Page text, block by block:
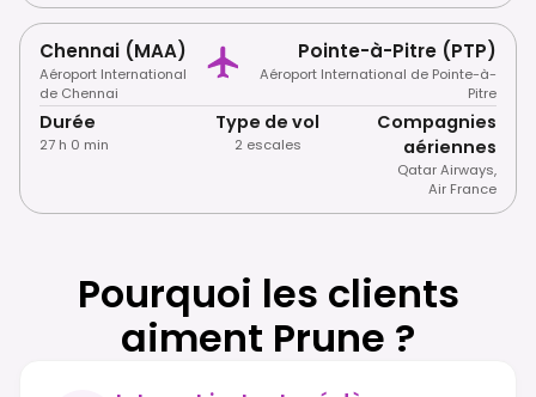
Chennai (MAA)
Aéroport International
de Chennai
Pointe-à-Pitre (PTP)
Aéroport International de Pointe-à-
Pitre
Durée
27 h 0 min
Type de vol
2 escales
Compagnies
aériennes
Qatar Airways,
Air France
Pourquoi les clients
aiment Prune ?